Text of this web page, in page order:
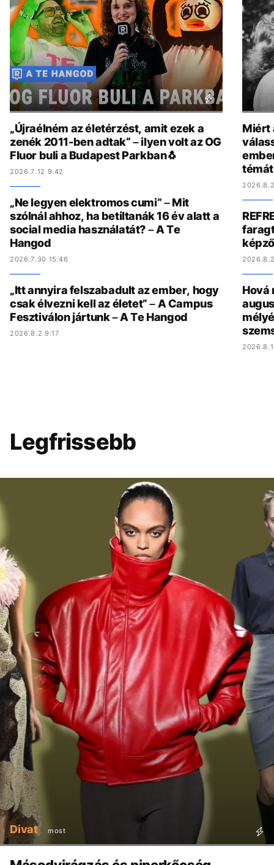
„Újraélném az életérzést, amit ezek a
zenék 2011-ben adtak“ – ilyen volt az OG
Fluor buli a Budapest Parkban🐧
2026.7.12 9:42
„Ne legyen elektromos cumi” – Mit
szólnál ahhoz, ha betiltanák 16 év alatt a
social media használatát? – A Te
Hangod
2026.7.30 15:46
„Itt annyira felszabadult az ember, hogy
csak élvezni kell az életet” – A Campus
Fesztiválon jártunk – A Te Hangod
2026.8.2 9:17
Miért
témát
Hová
Legfrissebb
Divat most